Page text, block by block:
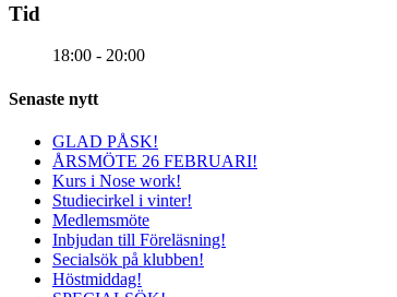
Tid
18:00 - 20:00
Senaste nytt
GLAD PÅSK!
ÅRSMÖTE 26 FEBRUARI!
Kurs i Nose work!
Studiecirkel i vinter!
Medlemsmöte
Inbjudan till Föreläsning!
Secialsök på klubben!
Höstmiddag!